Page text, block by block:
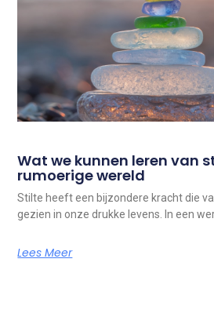
Wat we kunnen leren van
rumoerige wereld
Stilte heeft een bijzondere kracht die
gezien in onze drukke levens. In een
Lees Meer